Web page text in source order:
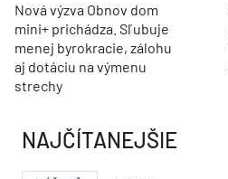
Nová výzva Obnov dom
mini+ prichádza. Sľubuje
menej byrokracie, zálohu
aj dotáciu na výmenu
strechy
NAJČÍTANEJŠIE